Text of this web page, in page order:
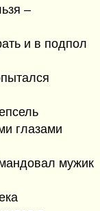
–
и в подпол
глазами
мужик